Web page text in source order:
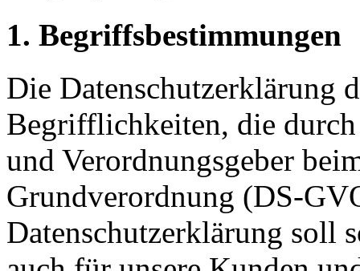
1. Begriffsbestimmungen
Die Datenschutzerklärung
Begrifflichkeiten, die
und Verordnungsgeber
Grundverordnung (DS-
Datenschutzerklärung soll